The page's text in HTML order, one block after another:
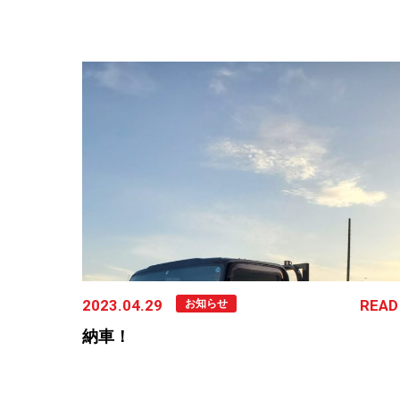
2023.04.29 お知らせ
納車！